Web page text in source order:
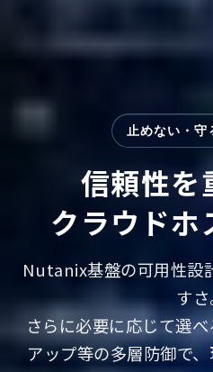
止めない・守
信頼性を
クラウドホ
Nutanix基盤の可用性設
すさ
さらに必要に応じて選
アップ等の多層防御で